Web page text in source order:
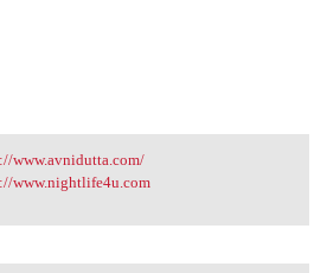
www.avnidutta.com/
www.avnidutta.com/
www.nightlife4u.com